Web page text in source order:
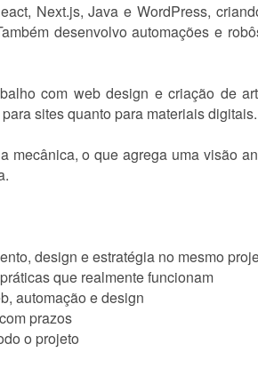
Next.js, Java e WordPress,
desenvolvo automações e
com web design e criação de
sites quanto para materiais digitais.
mecânica, o que agrega uma visão
design e estratégia no mesmo
que realmente funcionam
automação e design
prazos
o projeto